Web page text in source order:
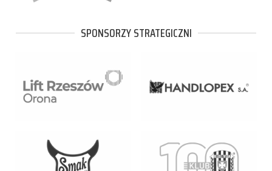
SPONSORZY STRATEGICZNI